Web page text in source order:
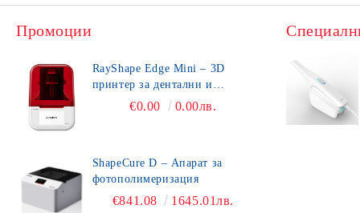
Промоции
RayShape Edge Mini – 3D
принтер за дентални и
зъботехнически приложения
€0.00 0.00лв.
ShapeCure D – Апарат за
фотополимеризация
€841.08 1645.01лв.